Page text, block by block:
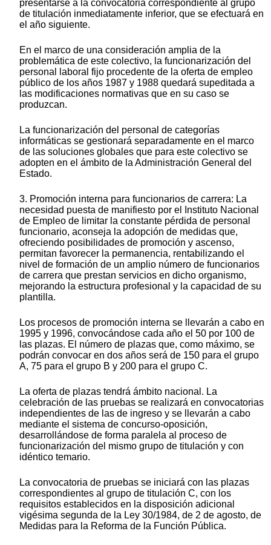
presentarse a la convocatoria correspondiente al grupo
de titulación inmediatamente inferior, que se efectuará en
el año siguiente.
En el marco de una consideración amplia de la
problemática de este colectivo, la funcionarización del
personal laboral fijo procedente de la oferta de empleo
público de los años 1987 y 1988 quedará supeditada a
las modificaciones normativas que en su caso se
produzcan.
La funcionarización del personal de categorías
informáticas se gestionará separadamente en el marco
de las soluciones globales que para este colectivo se
adopten en el ámbito de la Administración General del
Estado.
3. Promoción interna para funcionarios de carrera: La
necesidad puesta de manifiesto por el Instituto Nacional
de Empleo de limitar la constante pérdida de personal
funcionario, aconseja la adopción de medidas que,
ofreciendo posibilidades de promoción y ascenso,
permitan favorecer la permanencia, rentabilizando el
nivel de formación de un amplio número de funcionarios
de carrera que prestan servicios en dicho organismo,
mejorando la estructura profesional y la capacidad de su
plantilla.
Los procesos de promoción interna se llevarán a cabo en
1995 y 1996, convocándose cada año el 50 por 100 de
las plazas. El número de plazas que, como máximo, se
podrán convocar en dos años será de 150 para el grupo
A, 75 para el grupo B y 200 para el grupo C.
La oferta de plazas tendrá ámbito nacional. La
celebración de las pruebas se realizará en convocatorias
independientes de las de ingreso y se llevarán a cabo
mediante el sistema de concurso-oposición,
desarrollándose de forma paralela al proceso de
funcionarización del mismo grupo de titulación y con
idéntico temario.
La convocatoria de pruebas se iniciará con las plazas
correspondientes al grupo de titulación C, con los
requisitos establecidos en la disposición adicional
vigésima segunda de la Ley 30/1984, de 2 de agosto, de
Medidas para la Reforma de la Función Pública.